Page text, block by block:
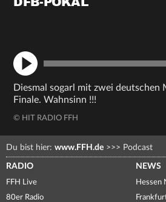
Diesmal sogarl mit zwei deutschen
Finale. Wahnsinn !!!
© HIT RADIO FFH
Du bist hier: www.FFH.de >>> Podcast
RADIO
FFH Live
80er Radio
NEWS
Hessen